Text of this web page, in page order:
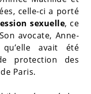
celle-ci a porté
sexuelle, ce
avocate, Anne-
avait été
protection des
Paris.